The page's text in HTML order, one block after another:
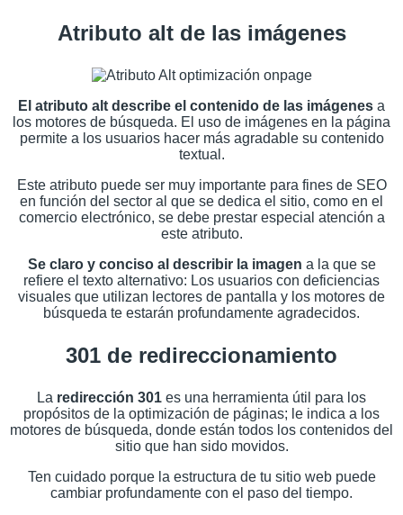
Atributo alt de las imágenes
El atributo alt describe el contenido de las imágenes a
los motores de búsqueda. El uso de imágenes en la página
permite a los usuarios hacer más agradable su contenido
textual.
Este atributo puede ser muy importante para fines de SEO
en función del sector al que se dedica el sitio, como en el
comercio electrónico, se debe prestar especial atención a
este atributo.
Se claro y conciso al describir la imagen a la que se
refiere el texto alternativo: Los usuarios con deficiencias
visuales que utilizan lectores de pantalla y los motores de
búsqueda te estarán profundamente agradecidos.
301 de redireccionamiento
La redirección 301 es una herramienta útil para los
propósitos de la optimización de páginas; le indica a los
motores de búsqueda, donde están todos los contenidos del
sitio que han sido movidos.
Ten cuidado porque la estructura de tu sitio web puede
cambiar profundamente con el paso del tiempo.